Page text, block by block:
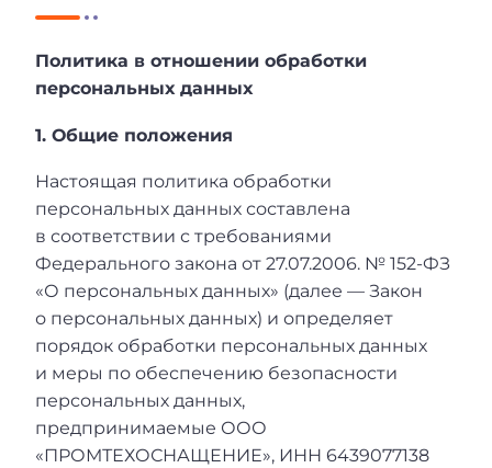
Политика в отношении обработки
персональных данных
1. Общие положения
Настоящая политика обработки
персональных данных составлена
в соответствии с требованиями
Федерального закона от 27.07.2006. № 152-ФЗ
«О персональных данных» (далее — Закон
о персональных данных) и определяет
порядок обработки персональных данных
и меры по обеспечению безопасности
персональных данных,
предпринимаемые ООО
«ПРОМТЕХОСНАЩЕНИЕ», ИНН 6439077138